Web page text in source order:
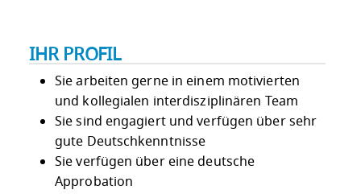
IHR PROFIL
Sie arbeiten gerne in einem motivierten
und kollegialen interdisziplinären Team
Sie sind engagiert und verfügen über sehr
gute Deutschkenntnisse
Sie verfügen über eine deutsche
Approbation